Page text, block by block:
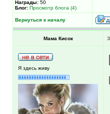
Награды: 50
Блог: Просмотр блога (4)
Вернуться к началу
Мама Кисок
Я здесь живу